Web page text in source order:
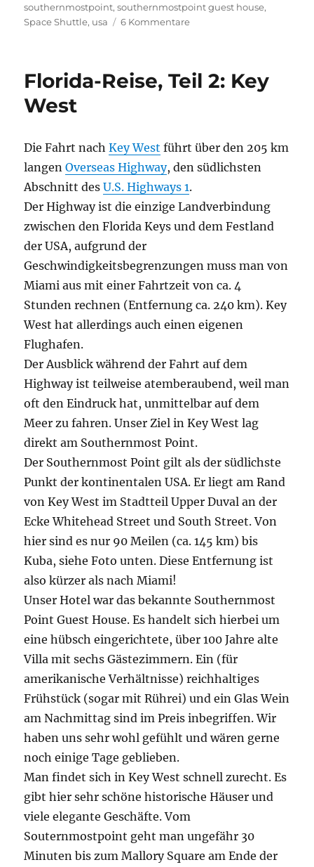
southernmostpoint,southernmostpoint guest house,
Space Shuttle, usa 6 Kommentarezu
3:
(Key
West)
Florida-Reise, Teil 2: Key
West
Die Fahrt nachKey West führt über den 205 km
langenOverseas Highway, den südlichsten
Abschnitt desU.S. Highways 1.
Der Highway ist die einzige Landverbindung
zwischen den Florida Keys und dem Festland
der USA, aufgrund der
Geschwindigkeitsbegrenzungen muss man von
Miami aus mit einer Fahrtzeit von ca. 4
Stunden rechnen (Entfernung ca. 240 km). Key
West hat allerdings auch einen eigenen
Flughafen.
Der Ausblick während der Fahrt auf dem
Highway ist teilweise atemberaubend, weil man
oft den Eindruck hat, unmittelbar auf dem
Meer zu fahren. Unser Ziel in Key West lag
direkt am Southernmost Point.
Der Southernmost Point gilt als der südlichste
Punkt der kontinentalen USA. Er liegt am Rand
von Key West im Stadtteil Upper Duval an der
Ecke Whitehead Street und South Street. Von
hier sind es nur 90 Meilen (ca. 145 km) bis
Kuba, siehe Foto unten. Diese Entfernung ist
also kürzer als nach Miami!
Unser Hotel war das bekannte Southernmost
Point Guest House. Es handelt sich hierbei um
eine hübsch eingerichtete, über 100 Jahre alte
Villa mit sechs Gästezimmern. Ein (für
amerikanische Verhältnisse) reichhaltiges
Frühstück (sogar mit Rührei) und ein Glas Wein
am Nachmittag sind im Preis inbegriffen. Wir
haben uns sehr wohl gefühlt und wären gerne
noch einige Tage geblieben.
Man findet sich in Key West schnell zurecht. Es
gibt hier sehr schöne historische Häuser und
viele elegante Geschäfte. Vom
Souternmostpoint geht man ungefähr 30
Minuten bis zum Mallory Square am Ende der